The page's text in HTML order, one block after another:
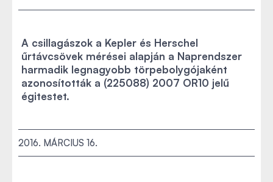
A csillagászok a Kepler és Herschel
űrtávcsövek mérései alapján a Naprendszer
harmadik legnagyobb törpebolygójaként
azonosították a (225088) 2007 OR10 jelű
égitestet.
2016. MÁRCIUS 16.